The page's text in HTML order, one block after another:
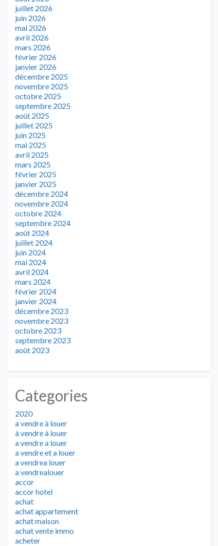
juillet 2026
juin 2026
mai 2026
avril 2026
mars 2026
février 2026
janvier 2026
décembre 2025
novembre 2025
octobre 2025
septembre 2025
août 2025
juillet 2025
juin 2025
mai 2025
avril 2025
mars 2025
février 2025
janvier 2025
décembre 2024
novembre 2024
octobre 2024
septembre 2024
août 2024
juillet 2024
juin 2024
mai 2024
avril 2024
mars 2024
février 2024
janvier 2024
décembre 2023
novembre 2023
octobre 2023
septembre 2023
août 2023
Categories
2020
a vendre à louer
à vendre à louer
a vendre a louer
a vendre et a louer
a vendrea louer
a vendrealouer
accor
accor hotel
achat
achat appartement
achat maison
achat vente immo
acheter